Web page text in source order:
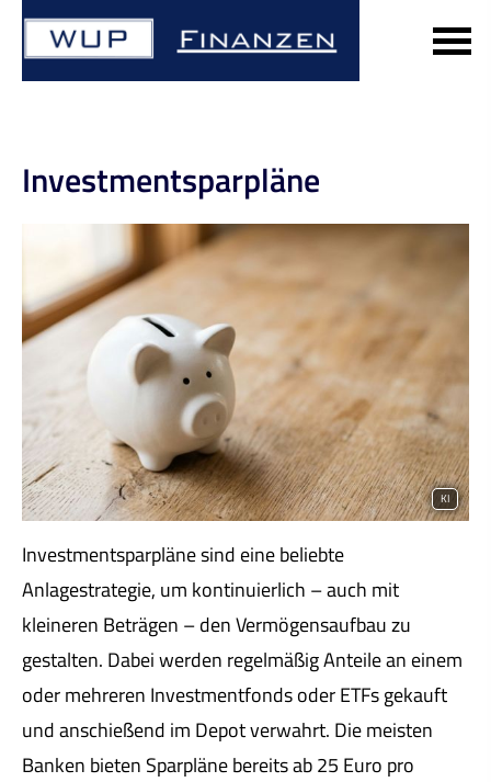
Investmentsparpläne
KI
Investmentsparpläne sind eine beliebte
Anlagestrategie, um kontinuierlich – auch mit
kleineren Beträgen – den Vermögensaufbau zu
gestalten. Dabei werden regelmäßig Anteile an einem
oder mehreren Investmentfonds oder ETFs gekauft
und anschießend im Depot verwahrt. Die meisten
Banken bieten Sparpläne bereits ab 25 Euro pro